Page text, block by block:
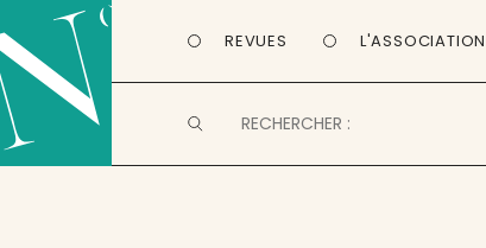
REVUES L'ASSOCIATION